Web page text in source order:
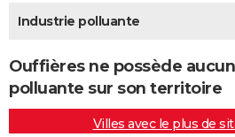
Destinations
City break
Voyage nature
Voyage de noces
Forum
Climat
+PHOTO
GUIDES D'ACHAT
BONS PLANS
CARTE DE VOEUX
Industrie polluante
Ouffières ne possède
polluante sur son territoire
Villes avec le plus de